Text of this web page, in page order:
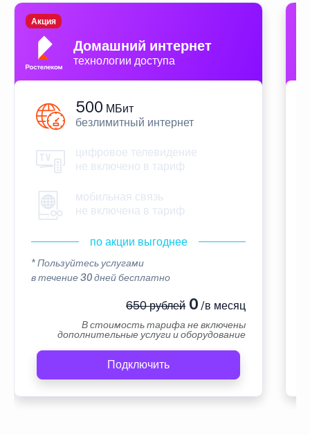
Домашний интернет
технологии доступа
Акция
500 МБит
безлимитный интернет
цифровое телевидение
не включено в тариф
мобильная связь
не включена в тариф
по акции выгоднее
* Пользуйтесь услугами
в течение 30 дней бесплатно
650 рублей0 /в месяц
В стоимость тарифа не включены
дополнительные услуги и оборудование
Подключить